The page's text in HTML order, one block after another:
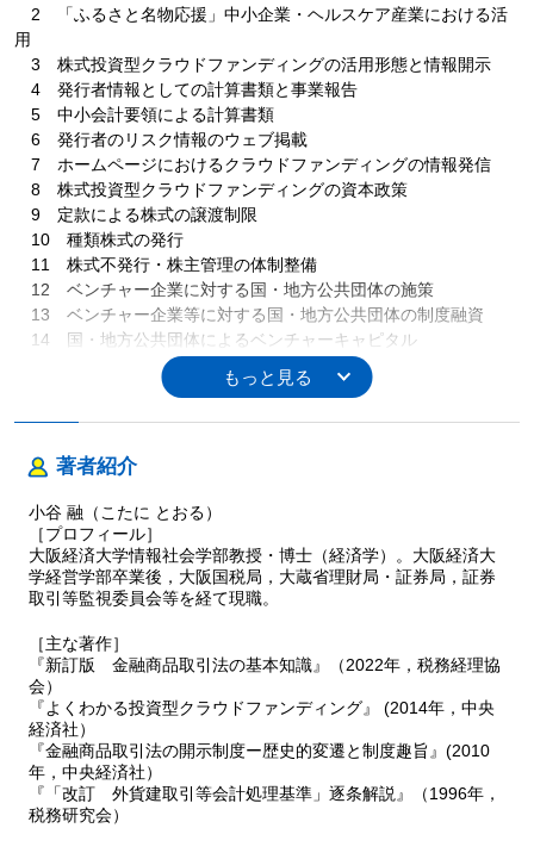
2 「ふるさと名物応援」中小企業・ヘルスケア産業における活
用
3 株式投資型クラウドファンディングの活用形態と情報開示
4 発行者情報としての計算書類と事業報告
5 中小会計要領による計算書類
6 発行者のリスク情報のウェブ掲載
7 ホームページにおけるクラウドファンディングの情報発信
8 株式投資型クラウドファンディングの資本政策
9 定款による株式の譲渡制限
10 種類株式の発行
11 株式不発行・株主管理の体制整備
12 ベンチャー企業に対する国・地方公共団体の施策
13 ベンチャー企業等に対する国・地方公共団体の制度融資
14 国・地方公共団体によるベンチャーキャピタル
第４章 株式投資型クラウドファンディング業務に参入する
2 税理士が第一種少額電子募集取扱業者を設立
4 沖縄型の第一種少額電子募集取扱業者
5 自主規制機関制度
6 日本証券業協会の概要と自主規制規則
7 第二種金融商品取引業協会の概要と自主規制規則
8 第二種金融商品取引業協会の取組み
9 インターネットにおける募集広告の注意点
10 オール・オア・ナッシング（All or Nothing）方式とは
11 発行者に対するデューデリジェンスの概要
12 発行者に対する財務面のデューデリジェンス
13 発行者に対する事業実態面のデューデリジェンス
14 インターネットを通じた投資勧誘のための体制整備
15 情報発信の環境選択
16 投資勧誘ウェブサイトの構築
著者紹介
小谷 融（こたに とおる）
［プロフィール］
大阪経済大学情報社会学部教授・博士（経済学）。大阪経済大
学経営学部卒業後，大阪国税局，大蔵省理財局・証券局，証券
取引等監視委員会等を経て現職。
［主な著作］
『新訂版 金融商品取引法の基本知識』（2022年，税務経理協
会）
『よくわかる投資型クラウドファンディング』 (2014年，中央
経済社）
『金融商品取引法の開示制度ー歴史的変遷と制度趣旨』(2010
年，中央経済社）
『「改訂 外貨建取引等会計処理基準」逐条解説』（1996年，
税務研究会）